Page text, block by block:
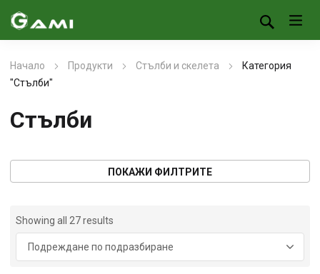
Начало Продукти Стълби и скелета
Категория
"Стълби"
Стълби
ПОКАЖИ ФИЛТРИТЕ
Showing all 27 results